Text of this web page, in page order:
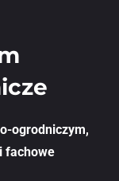
ogrodniczym,
fachowe